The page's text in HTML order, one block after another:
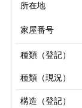
所在地
家屋番号
種類（登記）
種類（現況）
構造（登記）